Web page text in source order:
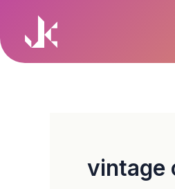
content
vintage